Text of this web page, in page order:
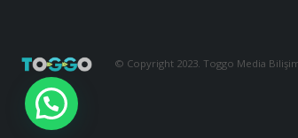
© Copyright 2023. Toggo Media